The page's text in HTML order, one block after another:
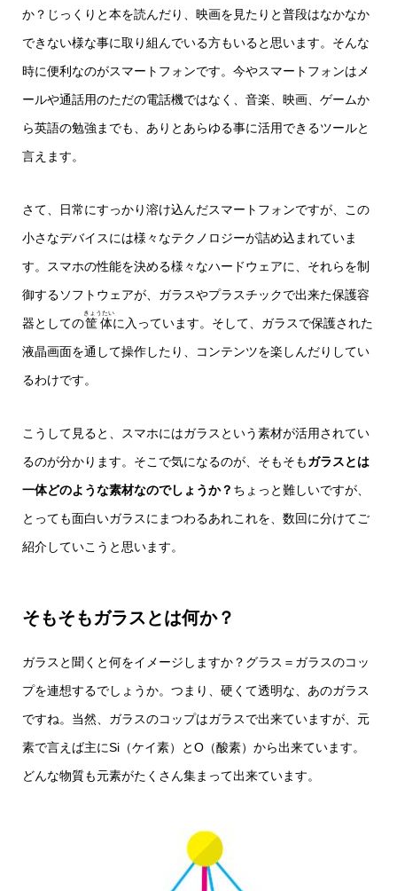
か？じっくりと本を読んだり、映画を見たりと普段はなかなか
できない様な事に取り組んでいる方もいると思います。そんな
時に便利なのがスマートフォンです。今やスマートフォンはメ
ールや通話用のただの電話機ではなく、音楽、映画、ゲームか
ら英語の勉強までも、ありとあらゆる事に活用できるツールと
言えます。
さて、日常にすっかり溶け込んだスマートフォンですが、この
小さなデバイスには様々なテクノロジーが詰め込まれていま
す。スマホの性能を決める様々なハードウェアに、それらを制
御するソフトウェアが、ガラスやプラスチックで出来た保護容
器としての筐体
きょうたい
に入っています。そして、ガラスで保護された
液晶画面を通して操作したり、コンテンツを楽しんだりしてい
るわけです。
こうして見ると、スマホにはガラスという素材が活用されてい
るのが分かります。そこで気になるのが、そもそもガラスとは
一体どのような素材なのでしょうか？ ちょっと難しいですが、
とっても面白いガラスにまつわるあれこれを、数回に分けてご
紹介していこうと思います。
そもそもガラスとは何か？
ガラスと聞くと何をイメージしますか？グラス＝ガラスのコッ
プを連想するでしょうか。つまり、硬くて透明な、あのガラス
ですね。当然、ガラスのコップはガラスで出来ていますが、元
素で言えば主にSi（ケイ素）とO（酸素）から出来ています。
どんな物質も元素がたくさん集まって出来ています。